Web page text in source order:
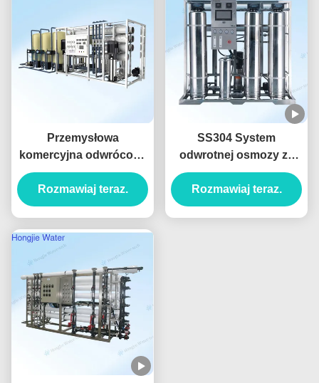
Przemysłowa
komercyjna odwrócona
osmoza FRP do
uzdatniania wody,
konfigurowalna
Rozmawiaj teraz.
SS304 System
odwrotnej osmozy ze
stali nierdzewnej
1500L/H do
oczyszczania wody z
Rozmawiaj teraz.